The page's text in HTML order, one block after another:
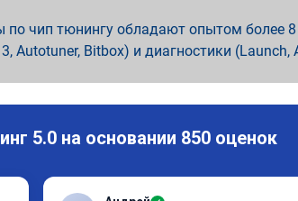
по чип тюнингу обладают опытом более
Autotuner, Bitbox) и диагностики (Launch,
5.0 на основании 850 оценок